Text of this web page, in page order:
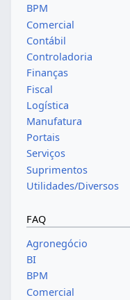
BPM
Comercial
Contábil
Controladoria
Finanças
Fiscal
Logística
Manufatura
Portais
Serviços
Suprimentos
Utilidades/Diversos
FAQ
Agronegócio
BI
BPM
Comercial